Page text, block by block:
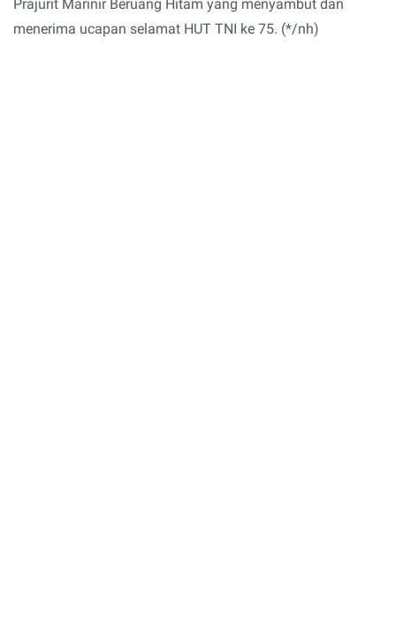
Prajurit Marinir Beruang Hitam yang menyambut dan
menerima ucapan selamat HUT TNI ke 75. (*/nh)